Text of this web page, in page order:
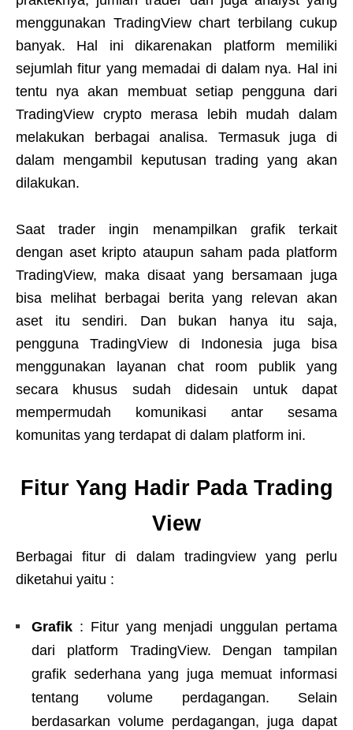
menggunakan TradingView chart terbilang cukup
banyak. Hal ini dikarenakan platform memiliki
sejumlah fitur yang memadai di dalam nya. Hal ini
tentu nya akan membuat setiap pengguna dari
TradingView crypto merasa lebih mudah dalam
melakukan berbagai analisa. Termasuk juga di
dalam mengambil keputusan trading yang akan
dilakukan.
Saat trader ingin menampilkan grafik terkait
dengan aset kripto ataupun saham pada platform
TradingView, maka disaat yang bersamaan juga
bisa melihat berbagai berita yang relevan akan
aset itu sendiri. Dan bukan hanya itu saja,
pengguna TradingView di Indonesia juga bisa
menggunakan layanan chat room publik yang
secara khusus sudah didesain untuk dapat
mempermudah komunikasi antar sesama
komunitas yang terdapat di dalam platform ini.
Fitur Yang Hadir Pada Trading
View
Berbagai fitur di dalam tradingview yang perlu
diketahui yaitu :
Grafik : Fitur yang menjadi unggulan pertama
dari platform TradingView. Dengan tampilan
grafik sederhana yang juga memuat informasi
tentang volume perdagangan. Selain
berdasarkan volume perdagangan, juga dapat